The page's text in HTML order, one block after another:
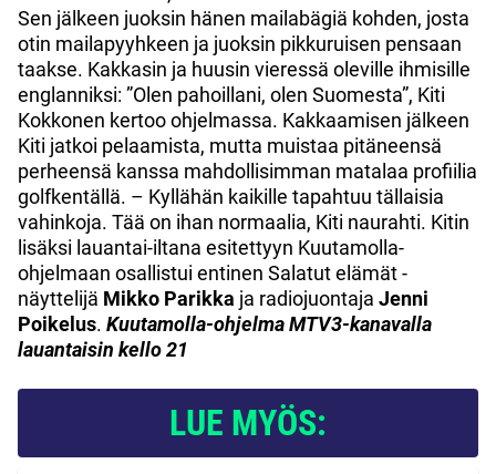
Sen jälkeen juoksin hänen mailabägiä kohden, josta
otin mailapyyhkeen ja juoksin pikkuruisen pensaan
taakse. Kakkasin ja huusin vieressä oleville ihmisille
englanniksi: ”Olen pahoillani, olen Suomesta”, Kiti
Kokkonen kertoo ohjelmassa. Kakkaamisen jälkeen
Kiti jatkoi pelaamista, mutta muistaa pitäneensä
perheensä kanssa mahdollisimman matalaa profiilia
golfkentällä. – Kyllähän kaikille tapahtuu tällaisia
vahinkoja. Tää on ihan normaalia, Kiti naurahti. Kitin
lisäksi lauantai-iltana esitettyyn Kuutamolla-
ohjelmaan osallistui entinen Salatut elämät -
näyttelijä Mikko Parikka ja radiojuontaja Jenni
Poikelus. Kuutamolla-ohjelma MTV3-kanavalla
lauantaisin kello 21
LUE MYÖS: